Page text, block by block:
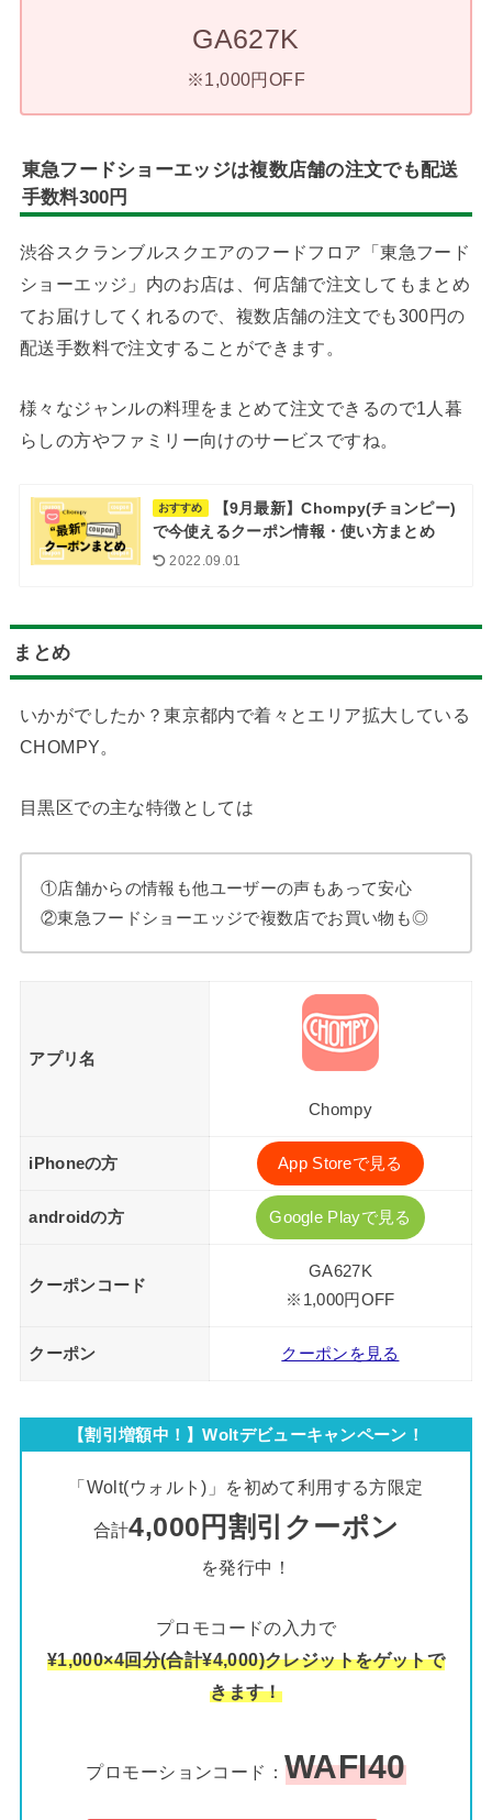
GA627K
※1,000円OFF
東急フードショーエッジは複数店舗の注文でも配送
手数料300円
渋谷スクランブルスクエアのフードフロア「東急フード
ショーエッジ」内のお店は、何店舗で注文してもまとめ
てお届けしてくれるので、複数店舗の注文でも300円の
配送手数料で注文することができます。
様々なジャンルの料理をまとめて注文できるので1人暮
らしの方やファミリー向けのサービスですね。
おすすめ
【9月最新】Chompy(チョンピー)
で今使えるクーポン情報・使い方まとめ
2022.09.01
まとめ
いかがでしたか？東京都内で着々とエリア拡大している
CHOMPY。
目黒区での主な特徴としては
①店舗からの情報も他ユーザーの声もあって安心
②東急フードショーエッジで複数店でお買い物も◎
アプリ名
Chompy
iPhoneの方 App Storeで見る
androidの方 Google Playで見る
クーポンコード
GA627K
※1,000円OFF
クーポン クーポンを見る
【割引増額中！】Woltデビューキャンペーン！
「Wolt(ウォルト)」を初めて利用する方限定
合計4,000円割引クーポン
を発行中！
プロモコードの入力で
¥1,000×4回分(合計¥4,000)クレジットをゲットで
きます！
プロモーションコード： WAFI40